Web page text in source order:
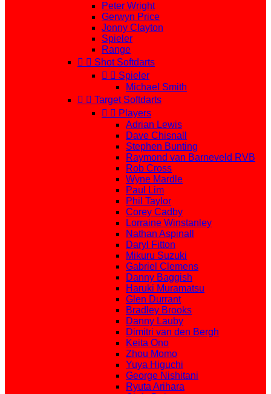
Peter Wright
Gerwyn Price
Jonny Clayton
Spieler
Range
  Shot Softdarts
  Spieler
Michael Smith
  Target Softdarts
  Players
Adrian Lewis
Dave Chisnall
Stephen Bunting
Raymond van Barneveld RVB
Rob Cross
Wyne Mardle
Paul Lim
Phil Taylor
Corey Cadby
Lorraine Winstanley
Nathan Aspinall
Daryl Fitton
Mikuru Suzuki
Gabriel Clemens
Danny Baggish
Haruki Muramatsu
Glen Durrant
Bradley Brooks
Danny Lauby
Dimitri van den Bergh
Keita Ono
Zhou Momo
Yuya Higuchi
George Nishitani
Ryuta Arihara